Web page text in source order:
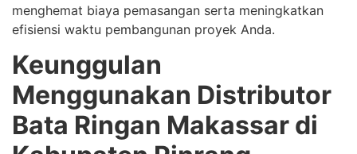
menghemat biaya pemasangan serta meningkatkan
efisiensi waktu pembangunan proyek Anda.
Keunggulan
Menggunakan Distributor
Bata Ringan Makassar di